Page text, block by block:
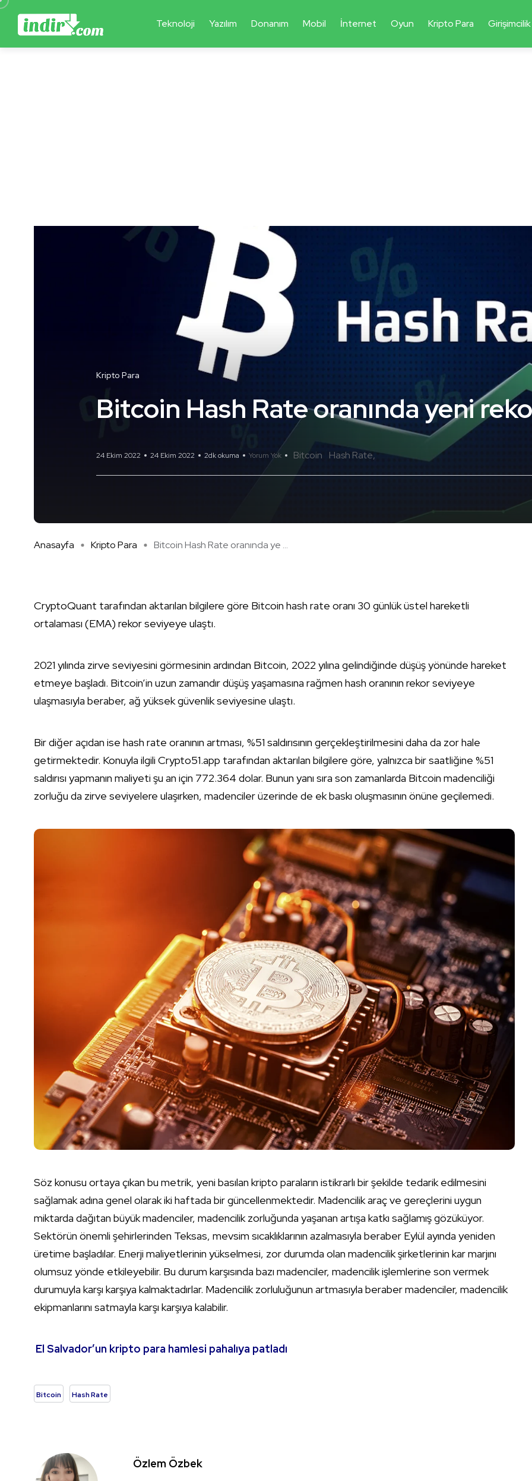
Teknoloji Yazılım Donanım Mobil İnternet Oyun Kripto Para Girişimcilik
Kripto Para
Bitcoin Hash Rate oranında yeni
24 Ekim 2022 24 Ekim 2022 2dk okuma Yorum Yok Bitcoin Hash Rate
Anasayfa Kripto Para Bitcoin Hash Rate oranında ye ...
CryptoQuant tarafından aktarılan bilgilere göre Bitcoin hash rate oranı 30 günlük üstel hareketli
ortalaması (EMA) rekor seviyeye ulaştı.
2021 yılında zirve seviyesini görmesinin ardından Bitcoin, 2022 yılına gelindiğinde düşüş yönünde hareket
etmeye başladı. Bitcoin’in uzun zamandır düşüş yaşamasına rağmen hash oranının rekor seviyeye
ulaşmasıyla beraber, ağ yüksek güvenlik seviyesine ulaştı.
Bir diğer açıdan ise hash rate oranının artması, %51 saldırısının gerçekleştirilmesini daha da zor hale
getirmektedir. Konuyla ilgili Crypto51.app tarafından aktarılan bilgilere göre, yalnızca bir saatliğine %51
saldırısı yapmanın maliyeti şu an için 772.364 dolar. Bunun yanı sıra son zamanlarda Bitcoin madenciliği
zorluğu da zirve seviyelere ulaşırken, madenciler üzerinde de ek baskı oluşmasının önüne geçilemedi.
Söz konusu ortaya çıkan bu metrik, yeni basılan kripto paraların istikrarlı bir şekilde tedarik edilmesini
sağlamak adına genel olarak iki haftada bir güncellenmektedir. Madencilik araç ve gereçlerini uygun
miktarda dağıtan büyük madenciler, madencilik zorluğunda yaşanan artışa katkı sağlamış gözüküyor.
Sektörün önemli şehirlerinden Teksas, mevsim sıcaklıklarının azalmasıyla beraber Eylül ayında yeniden
üretime başladılar. Enerji maliyetlerinin yükselmesi, zor durumda olan madencilik şirketlerinin kar marjını
olumsuz yönde etkileyebilir. Bu durum karşısında bazı madenciler, madencilik işlemlerine son vermek
durumuyla karşı karşıya kalmaktadırlar. Madencilik zorluluğunun artmasıyla beraber madenciler, madencilik
ekipmanlarını satmayla karşı karşıya kalabilir.
El Salvador’un kripto para hamlesi pahalıya patladı
Bitcoin Hash Rate
Özlem Özbek